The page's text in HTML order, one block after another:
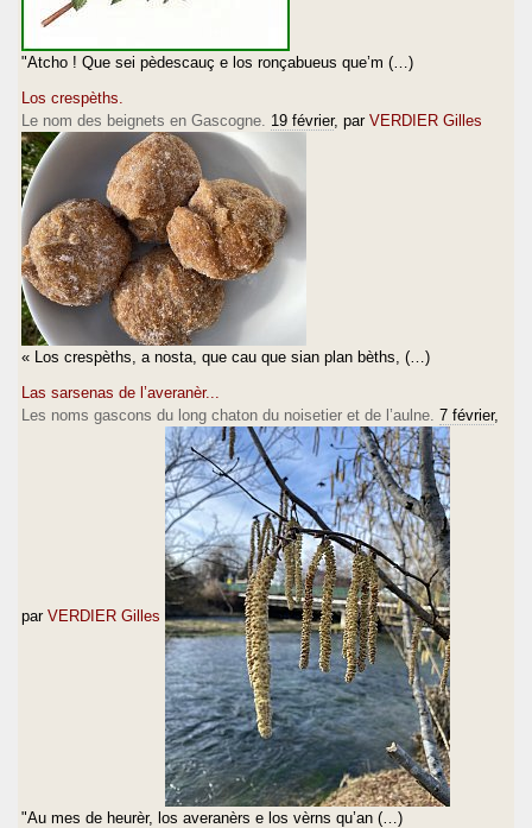
"Atcho ! Que sei pèdescauç e los ronçabueus que’m (…)
Los crespèths.
Le nom des beignets en Gascogne. 19 février, par VERDIER Gilles
« Los crespèths, a nosta, que cau que sian plan bèths, (…)
Las sarsenas de l’averanèr...
Les noms gascons du long chaton du noisetier et de l’aulne. 7 février,
par VERDIER Gilles
"Au mes de heurèr, los averanèrs e los vèrns qu’an (…)